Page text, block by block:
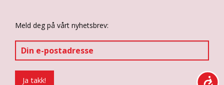
Meld deg på vårt nyhetsbrev: